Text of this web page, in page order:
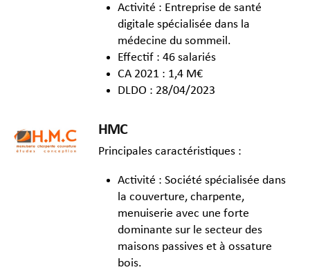
Activité : Entreprise de santé
digitale spécialisée dans la
médecine du sommeil.
Effectif : 46 salariés
CA 2021 : 1,4 M€
DLDO : 28/04/2023
HMC
Principales caractéristiques :
Activité : Société spécialisée dans
la couverture, charpente,
menuiserie avec une forte
dominante sur le secteur des
maisons passives et à ossature
bois.